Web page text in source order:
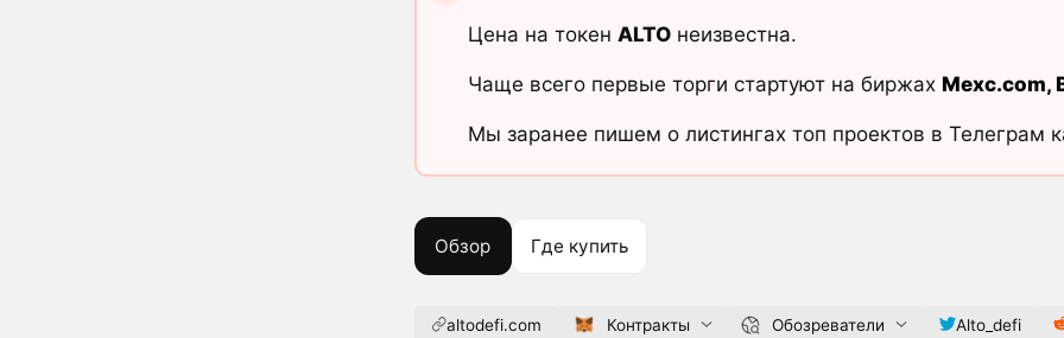
Цена на токен ALTOнеизвестна.
Чаще всего первые торги стартуют на биржах Mexc.com,
Мы заранее пишем о листингах топ проектов в Телеграм
Обзор Где купить
altodefi.com Контракты Обозреватели Alto_defi